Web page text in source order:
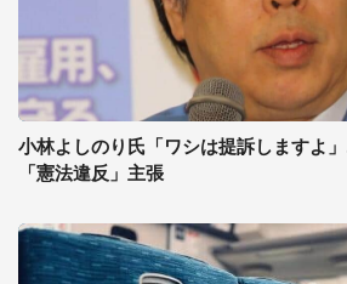
小林よしのり氏「ワシは提訴しますよ
「憲法違反」主張